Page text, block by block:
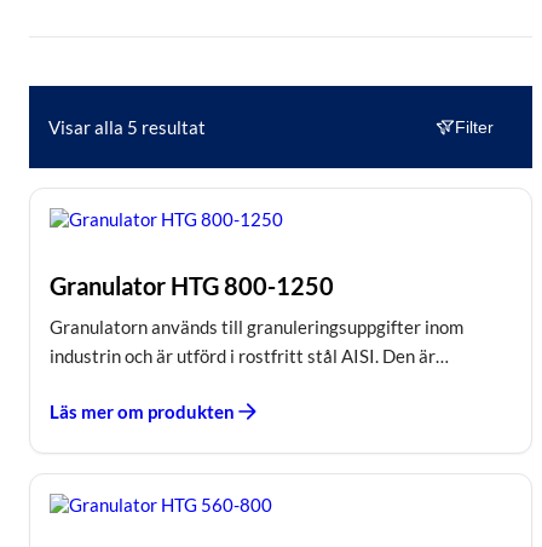
Visar alla 5 resultat Filter
Granulator HTG 800-1250
Granulatorn används till granuleringsuppgifter inom
industrin och är utförd i rostfritt stål AISI. Den är…
Läs mer om produkten